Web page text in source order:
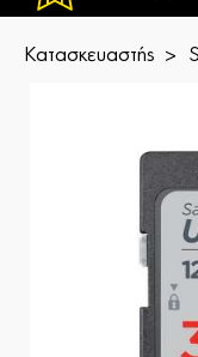
Κατασκευαστής